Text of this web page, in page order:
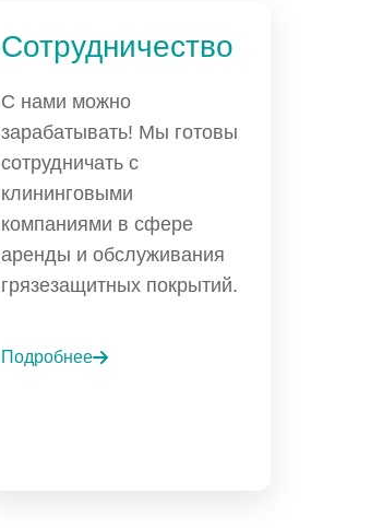
Сотрудничество
С нами можно
зарабатывать! Мы готовы
сотрудничать с
клининговыми
компаниями в сфере
аренды и обслуживания
грязезащитных покрытий.
Подробнее